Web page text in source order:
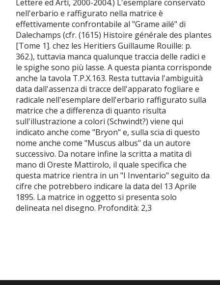
Lettere ed Arti, 2000-2004.) L'esemplare conservato
nell'erbario e raffigurato nella matrice è
effettivamente confrontabile al "Grame ailé" di
Dalechamps (cfr. (1615) Histoire générale des plantes
[Tome 1]. chez les Heritiers Guillaume Rouille: p.
362.), tuttavia manca qualunque traccia delle radici e
le spighe sono più lasse. A questa pianta corrisponde
anche la tavola T.P.X.163. Resta tuttavia l'ambiguità
data dall'assenza di tracce dell'apparato fogliare e
radicale nell'esemplare dell'erbario raffigurato sulla
matrice che a differenza di quanto risulta
sull'illustrazione a colori (Schwindt?) viene qui
indicato anche come "Bryon" e, sulla scia di questo
nome anche come "Muscus albus" da un autore
successivo. Da notare infine la scritta a matita di
mano di Oreste Mattirolo, il quale specifica che
questa matrice rientra in un "I Inventario" seguito da
cifre che potrebbero indicare la data del 13 Aprile
1895. La matrice in oggetto si presenta solo
delineata nel disegno. Profondità: 2,3